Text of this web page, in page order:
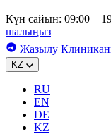
Күн сайын: 09:00 –
шалыңыз
Жазылу
KZ
RU
EN
DE
KZ